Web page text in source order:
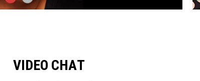
VIDEO CHAT